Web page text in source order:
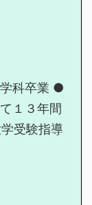
科卒業 ●
１３年間
受験指導